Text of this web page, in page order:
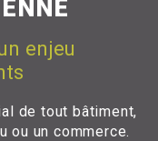
enjeu
de tout bâtiment,
ou un commerce.